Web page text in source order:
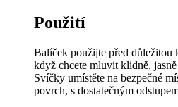
Použití
Balíček použijte před důležitou
když chcete mluvit klidně,
Svíčky umístěte na bezpečné
povrch, s dostatečným